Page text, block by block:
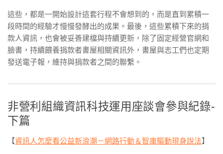
這些，都是一開始設計這套行程不會想到的，而是直到累積一
段時間的經驗才慢慢發酵出的成果。最後，這些累積下來的捐
款人資訊，也會被妥善建檔與持續更新，除了固定經營官網和
臉書，持續餵養捐款者書屋相關資訊外，書屋與志工們也定期
發送電子報，維持與捐款者之間的聯繫。
非營利組織資訊科技運用座談會參與紀錄-
下篇
【資訊人怎麼看公益新浪潮－網路行動＆智庫驅動現身說法】